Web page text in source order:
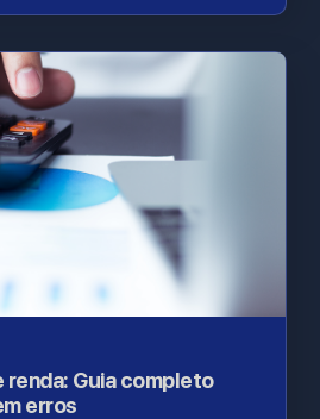
renda: Guia completo
erros